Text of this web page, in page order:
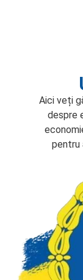
Aici veți
despre
pentru